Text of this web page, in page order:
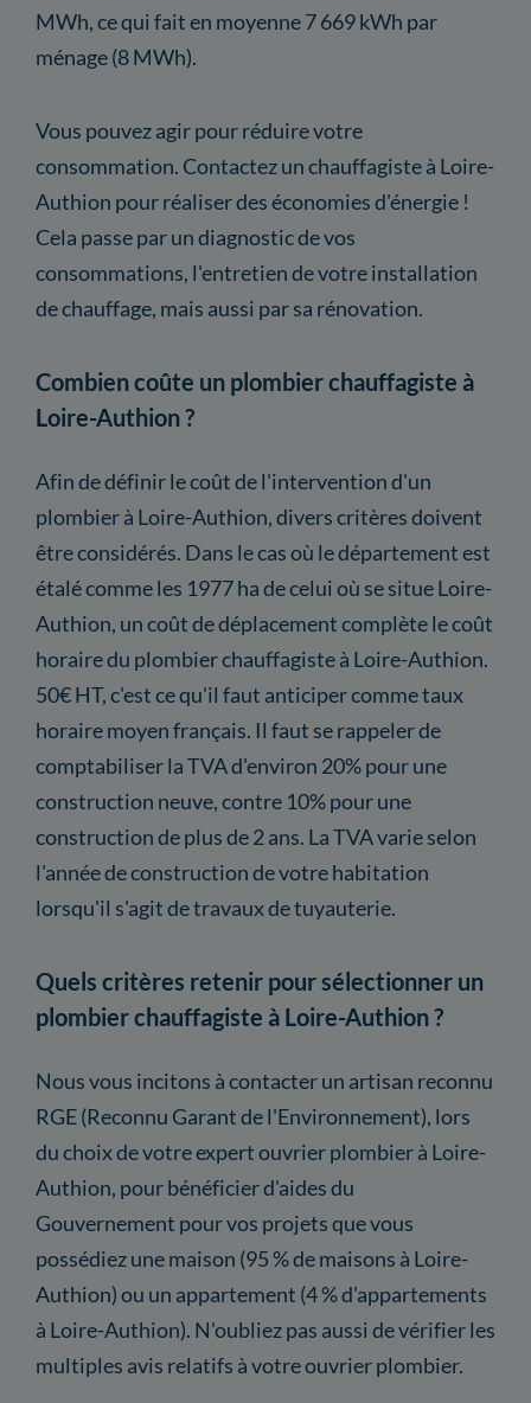
MWh, ce qui fait en moyenne 7 669 kWh par
ménage (8 MWh).
Vous pouvez agir pour réduire votre
consommation. Contactez un chauffagiste à Loire-
Authion pour réaliser des économies d'énergie !
Cela passe par un diagnostic de vos
consommations, l'entretien de votre installation
de chauffage, mais aussi par sa rénovation.
Combien coûte un plombier chauffagiste à
Loire-Authion ?
Afin de définir le coût de l'intervention d'un
plombier à Loire-Authion, divers critères doivent
être considérés. Dans le cas où le département est
étalé comme les 1977 ha de celui où se situe Loire-
Authion, un coût de déplacement complète le coût
horaire du plombier chauffagiste à Loire-Authion.
50€ HT, c'est ce qu'il faut anticiper comme taux
horaire moyen français. Il faut se rappeler de
comptabiliser la TVA d'environ 20% pour une
construction neuve, contre 10% pour une
construction de plus de 2 ans. La TVA varie selon
l'année de construction de votre habitation
lorsqu'il s'agit de travaux de tuyauterie.
Quels critères retenir pour sélectionner un
plombier chauffagiste à Loire-Authion ?
Nous vous incitons à contacter un artisan reconnu
RGE (Reconnu Garant de l'Environnement), lors
du choix de votre expert ouvrier plombier à Loire-
Authion, pour bénéficier d'aides du
Gouvernement pour vos projets que vous
possédiez une maison (95 % de maisons à Loire-
Authion) ou un appartement (4 % d'appartements
à Loire-Authion). N'oubliez pas aussi de vérifier les
multiples avis relatifs à votre ouvrier plombier.